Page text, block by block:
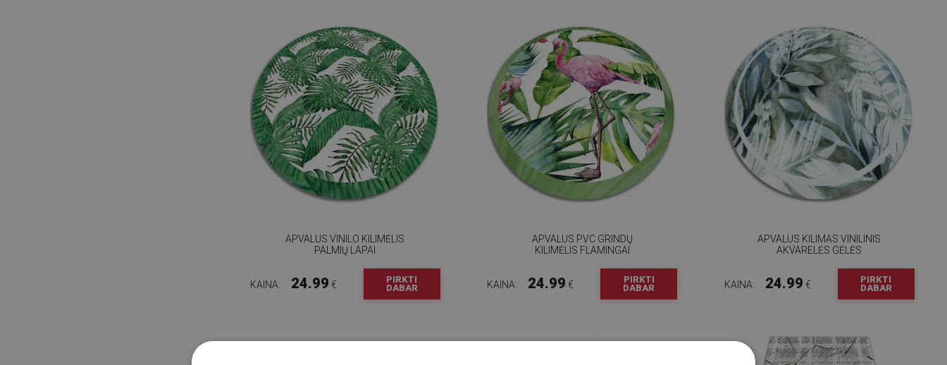
APVALUS VINILO KILIMĖLIS
PALMIŲ LAPAI
KAINA: 24.99 €
PIRKTI
DABAR
APVALUS PVC GRINDŲ
KILIMĖLIS FLAMINGAI
KAINA: 24.99 €
PIRKTI
DABAR
APVALUS KILIMAS VINILINIS
AKVARELĖS GĖLĖS
KAINA: 24.99 €
PIRKTI
DABAR